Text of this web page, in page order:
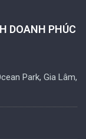
DOANH PHÚC
Park, Gia Lâm,